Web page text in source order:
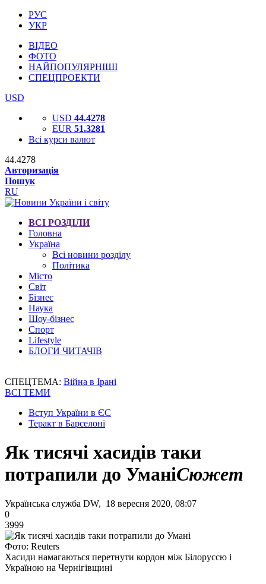
РУС
УКР
ВІДЕО
ФОТО
НАЙПОПУЛЯРНІШІ
СПЕЦПРОЕКТИ
USD
USD 44.4278
EUR 51.3281
Всі курси валют
44.4278
Авторизація
Пошук
RU
ВСІ РОЗДІЛИ
Головна
Україна
Всі новини розділу
Політика
Місто
Світ
Бізнес
Наука
Шоу-бізнес
Спорт
Lifestyle
БЛОГИ ЧИТАЧІВ
СПЕЦТЕМА: Війна в Ірані
ВСІ ТЕМИ
Вступ України в ЄС
Теракт в Барселоні
Як тисячі хасидів таки
потрапили до УманіСюжет
Українська служба DW, 18 вересня 2020, 08:07
0
3999
Фото: Reuters
Хасиди намагаються перетнути кордон між Білоруссю і
Україною на Чернігівщині